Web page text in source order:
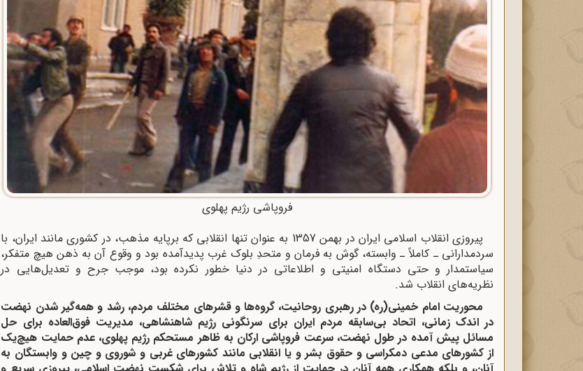
فروپاشی رژیم پهلوی
پیروزی انقلاب اسلامی ایران در بهمن 1357 به عنوان تنها انقلابی که برپایه مذهب، در کشوری مانند ایران، با
سردمدارانی ـ کاملاً ـ وابسته، گوش به فرمان و متحدِ بلوک غرب پدیدآمده بود و وقوع آن به ذهن هیچ متفکر،
سیاستمدار و حتی دستگاه امنیتی و اطلاعاتی در دنیا خطور نکرده بود، موجب جرح و تعدیل‌هایی در
نظریه‌های انقلاب شد.
محوریت امام خمینی(ره) در رهبری روحانیت، گروه‌ها و قشرهای مختلف مردم، رشد و همه‌گیر شدن نهضت
در اندک زمانی، اتحاد بی‌سابقه مردم ایران برای سرنگونی رژیم شاهنشاهی، مدیریت فوق‌العاده برای حل
مسائل پیش آمده در طول نهضت، سرعت فروپاشی ارکان به ظاهر مستحکم رژیم پهلوی، عدم حمایت هیچ‌یک
از کشورهای مدعی دمکراسی و حقوق بشر و یا انقلابی مانند کشورهای غربی و شوروی و چین و وابستگان به